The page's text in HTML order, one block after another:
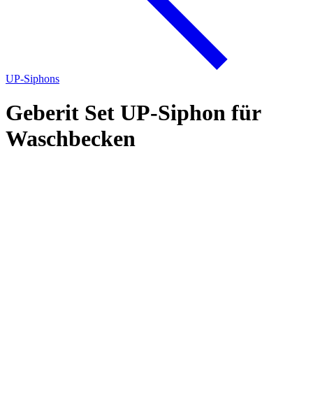
UP-Siphons
Geberit Set UP-Siphon für
Waschbecken